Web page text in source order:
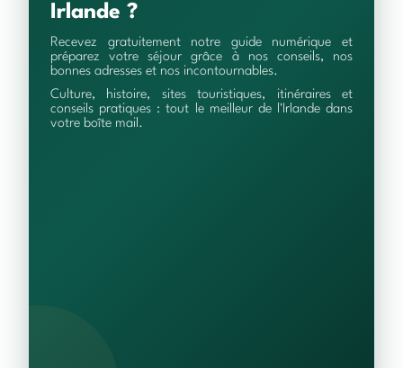
Irlande ?
Recevez gratuitement notre guide numérique et
préparez votre séjour grâce à nos conseils, nos
bonnes adresses et nos incontournables.
Culture, histoire, sites touristiques, itinéraires et
conseils pratiques : tout le meilleur de l'Irlande dans
votre boîte mail.